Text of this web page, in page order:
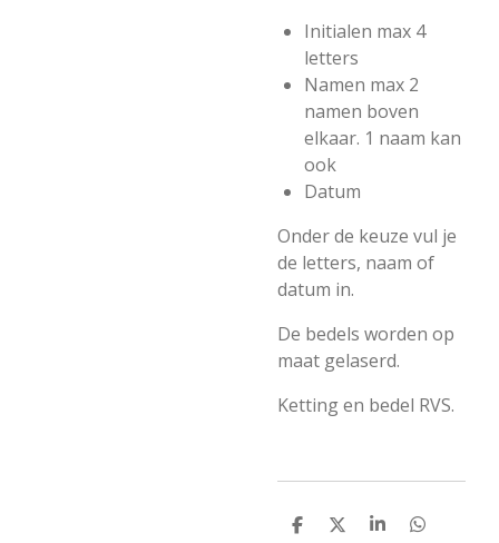
Initialen max 4
letters
Namen max 2
namen boven
elkaar. 1 naam kan
ook
Datum
Onder de keuze vul je
de letters, naam of
datum in.
De bedels worden op
maat gelaserd.
Ketting en bedel RVS.
D
D
S
D